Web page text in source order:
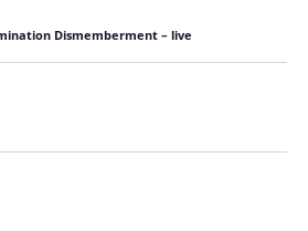
Dismemberment – live